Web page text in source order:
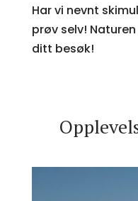
Har vi nevnt
prøv selv!
ditt besøk!